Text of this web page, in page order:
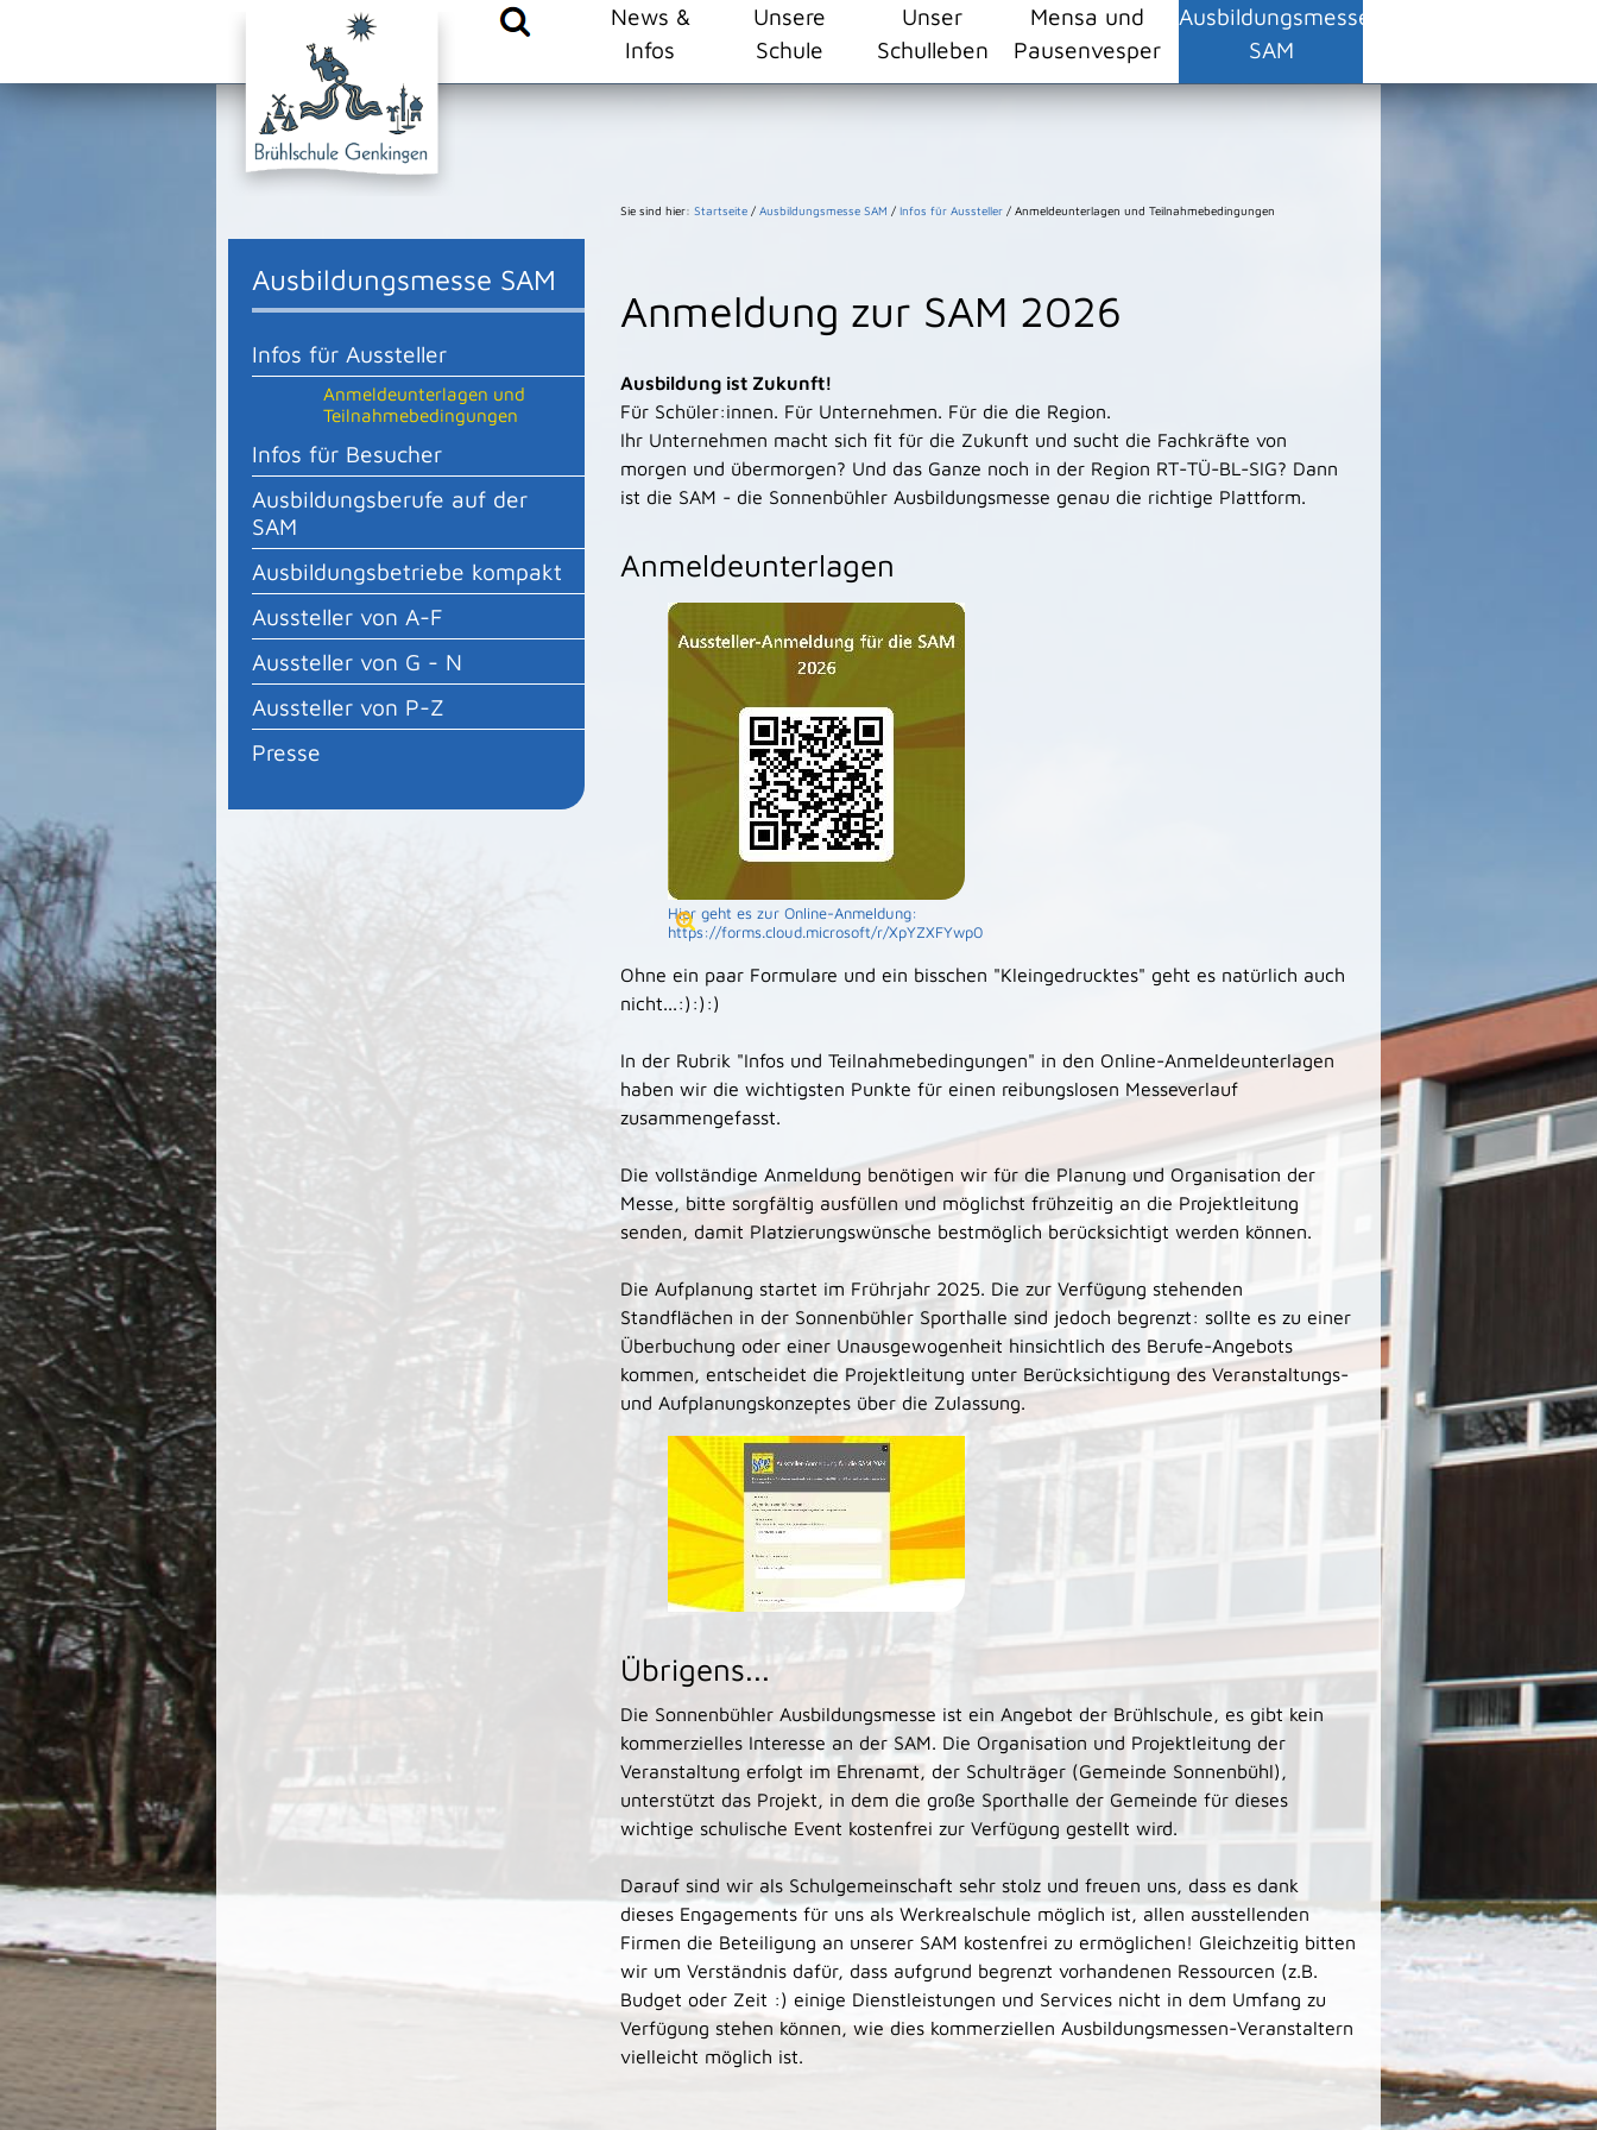
{comm.append("head.stylesheet.urls", "/site/Sonnenbuehl-Bruehlschule/resourceCached/24.2.0/css/master.css")}
News &
Infos
Unsere
Schule
Unser
Schulleben
Mensa und
Pausenvesper
Ausbildungsmesse
SAM
Ausbildungsmesse SAM
Infos für Aussteller
Anmeldeunterlagen und
Teilnahmebedingungen
Infos für Besucher
Ausbildungsberufe auf der
SAM
Ausbildungsbetriebe kompakt
Aussteller von A-F
Aussteller von G - N
Aussteller von P-Z
Presse
Sie sind hier: Startseite / Ausbildungsmesse SAM / Infos für Aussteller / Anmeldeunterlagen und Teilnahmebedingungen
Anmeldung zur SAM 2026
Ausbildung ist Zukunft!
Für Schüler:innen. Für Unternehmen. Für die die Region.
Ihr Unternehmen macht sich fit für die Zukunft und sucht die Fachkräfte von
morgen und übermorgen? Und das Ganze noch in der Region RT-TÜ-BL-SIG? Dann
ist die SAM - die Sonnenbühler Ausbildungsmesse genau die richtige Plattform.
Anmeldeunterlagen
Hier geht es zur Online-Anmeldung:
https://forms.cloud.microsoft/r/XpYZXFYwp0
Ohne ein paar Formulare und ein bisschen "Kleingedrucktes" geht es natürlich auch
nicht...:):):)
In der Rubrik "Infos und Teilnahmebedingungen" in den Online-Anmeldeunterlagen
haben wir die wichtigsten Punkte für einen reibungslosen Messeverlauf
zusammengefasst.
Die vollständige Anmeldung benötigen wir für die Planung und Organisation der
Messe, bitte sorgfältig ausfüllen und möglichst frühzeitig an die Projektleitung
senden, damit Platzierungswünsche bestmöglich berücksichtigt werden können.
Die Aufplanung startet im Frührjahr 2025. Die zur Verfügung stehenden
Standflächen in der Sonnenbühler Sporthalle sind jedoch begrenzt: sollte es zu einer
Überbuchung oder einer Unausgewogenheit hinsichtlich des Berufe-Angebots
kommen, entscheidet die Projektleitung unter Berücksichtigung des Veranstaltungs-
und Aufplanungskonzeptes über die Zulassung.
Übrigens...
Die Sonnenbühler Ausbildungsmesse ist ein Angebot der Brühlschule, es gibt kein
kommerzielles Interesse an der SAM. Die Organisation und Projektleitung der
Veranstaltung erfolgt im Ehrenamt, der Schulträger (Gemeinde Sonnenbühl),
unterstützt das Projekt, in dem die große Sporthalle der Gemeinde für dieses
wichtige schulische Event kostenfrei zur Verfügung gestellt wird.
Darauf sind wir als Schulgemeinschaft sehr stolz und freuen uns, dass es dank
dieses Engagements für uns als Werkrealschule möglich ist, allen ausstellenden
Firmen die Beteiligung an unserer SAM kostenfrei zu ermöglichen! Gleichzeitig bitten
wir um Verständnis dafür, dass aufgrund begrenzt vorhandenen Ressourcen (z.B.
Budget oder Zeit :) einige Dienstleistungen und Services nicht in dem Umfang zu
Verfügung stehen können, wie dies kommerziellen Ausbildungsmessen-Veranstaltern
vielleicht möglich ist.